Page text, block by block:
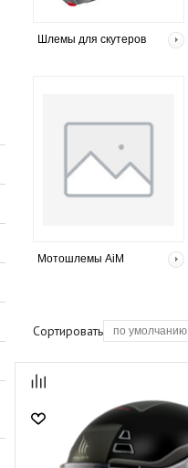
Шлемы для скутеров
Мотошлемы AiM
Сортировать по умолчанию